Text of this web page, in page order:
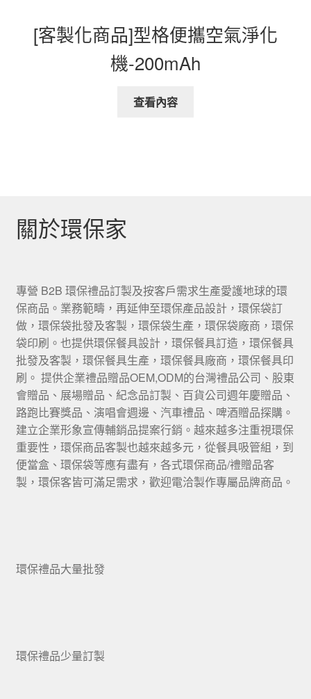
[客製化商品]型格便攜空氣淨化
機-200mAh
查看內容
關於環保家
專營 B2B 環保禮品訂製及按客戶需求生產愛護地球的環
保商品。業務範疇，再延伸至環保產品設計，環保袋訂
做，環保袋批發及客製，環保袋生產，環保袋廠商，環保
袋印刷。也提供環保餐具設計，環保餐具訂造，環保餐具
批發及客製，環保餐具生產，環保餐具廠商，環保餐具印
刷。 提供企業禮品贈品OEM,ODM的台灣禮品公司、股東
會贈品、展場贈品、紀念品訂製、百貨公司週年慶贈品、
路跑比賽獎品、演唱會週邊、汽車禮品、啤酒贈品探購。
建立企業形象宣傳輔銷品提案行銷。越來越多注重視環保
重要性，環保商品客製也越來越多元，從餐具吸管組，到
便當盒、環保袋等應有盡有，各式環保商品/禮贈品客
製，環保客皆可滿足需求，歡迎電洽製作專屬品牌商品。
環保禮品大量批發
環保禮品少量訂製